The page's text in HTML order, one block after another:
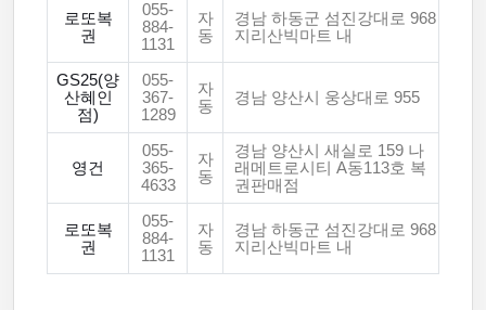
로또복
권
055-
884-
1131
자
동
경남 하동군 섬진강대로 968
지리산빅마트 내
GS25(양
산혜인
점)
055-
367-
1289
자
동
경남 양산시 웅상대로 955
영건
055-
365-
4633
자
동
경남 양산시 새실로 159 나
래메트로시티 A동113호 복
권판매점
로또복
권
055-
884-
1131
자
동
경남 하동군 섬진강대로 968
지리산빅마트 내